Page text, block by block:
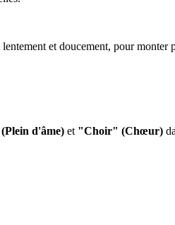
et doucement, pour
d'âme) et "Choir" (Chœur)